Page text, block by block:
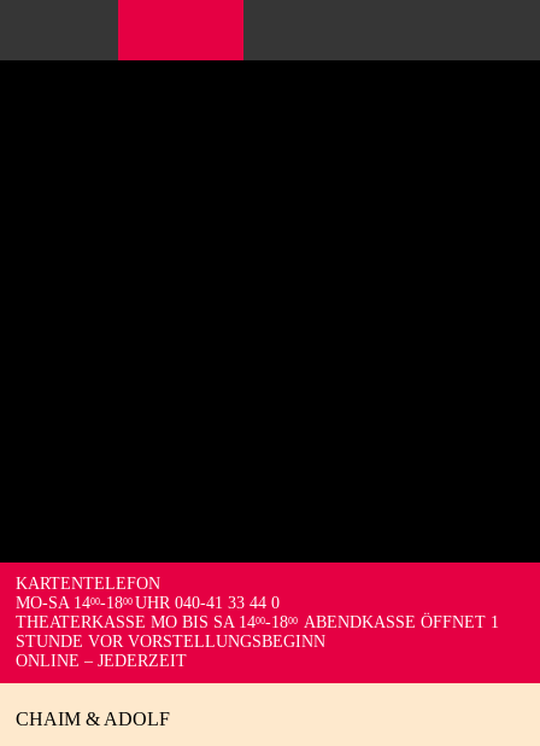
KARTENTELEFON
MO-SA 1400-1800 UHR 040-41 33 44 0
THEATERKASSE MO BIS SA 1400-1800 ABENDKASSE ÖFFNET 1
STUNDE VOR VORSTELLUNGSBEGINN
ONLINE – JEDERZEIT
CHAIM & ADOLF